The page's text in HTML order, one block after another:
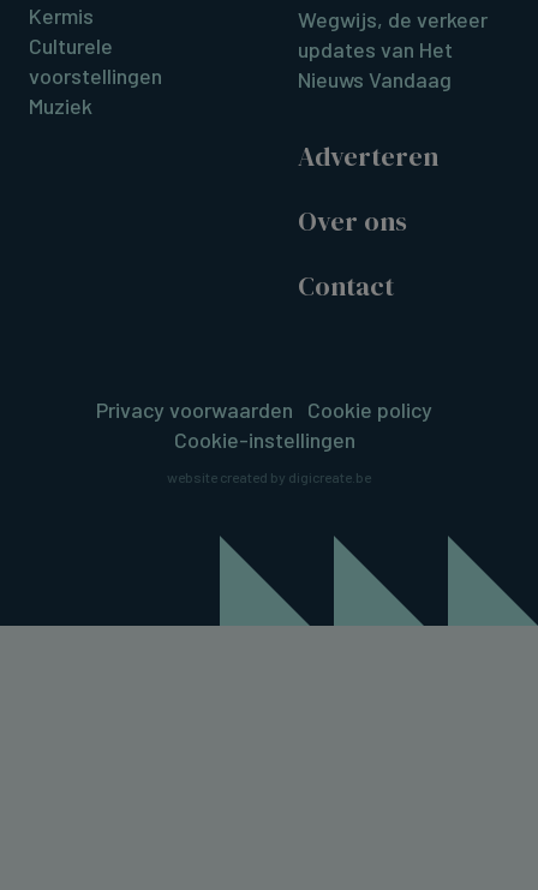
Kermis
Culturele
voorstellingen
Muziek
Wegwijs, de verkeer
updates van Het
Nieuws Vandaag
Adverteren
Over ons
Contact
Privacy voorwaarden
Cookie policy
Cookie-instellingen
website created by digicreate.be